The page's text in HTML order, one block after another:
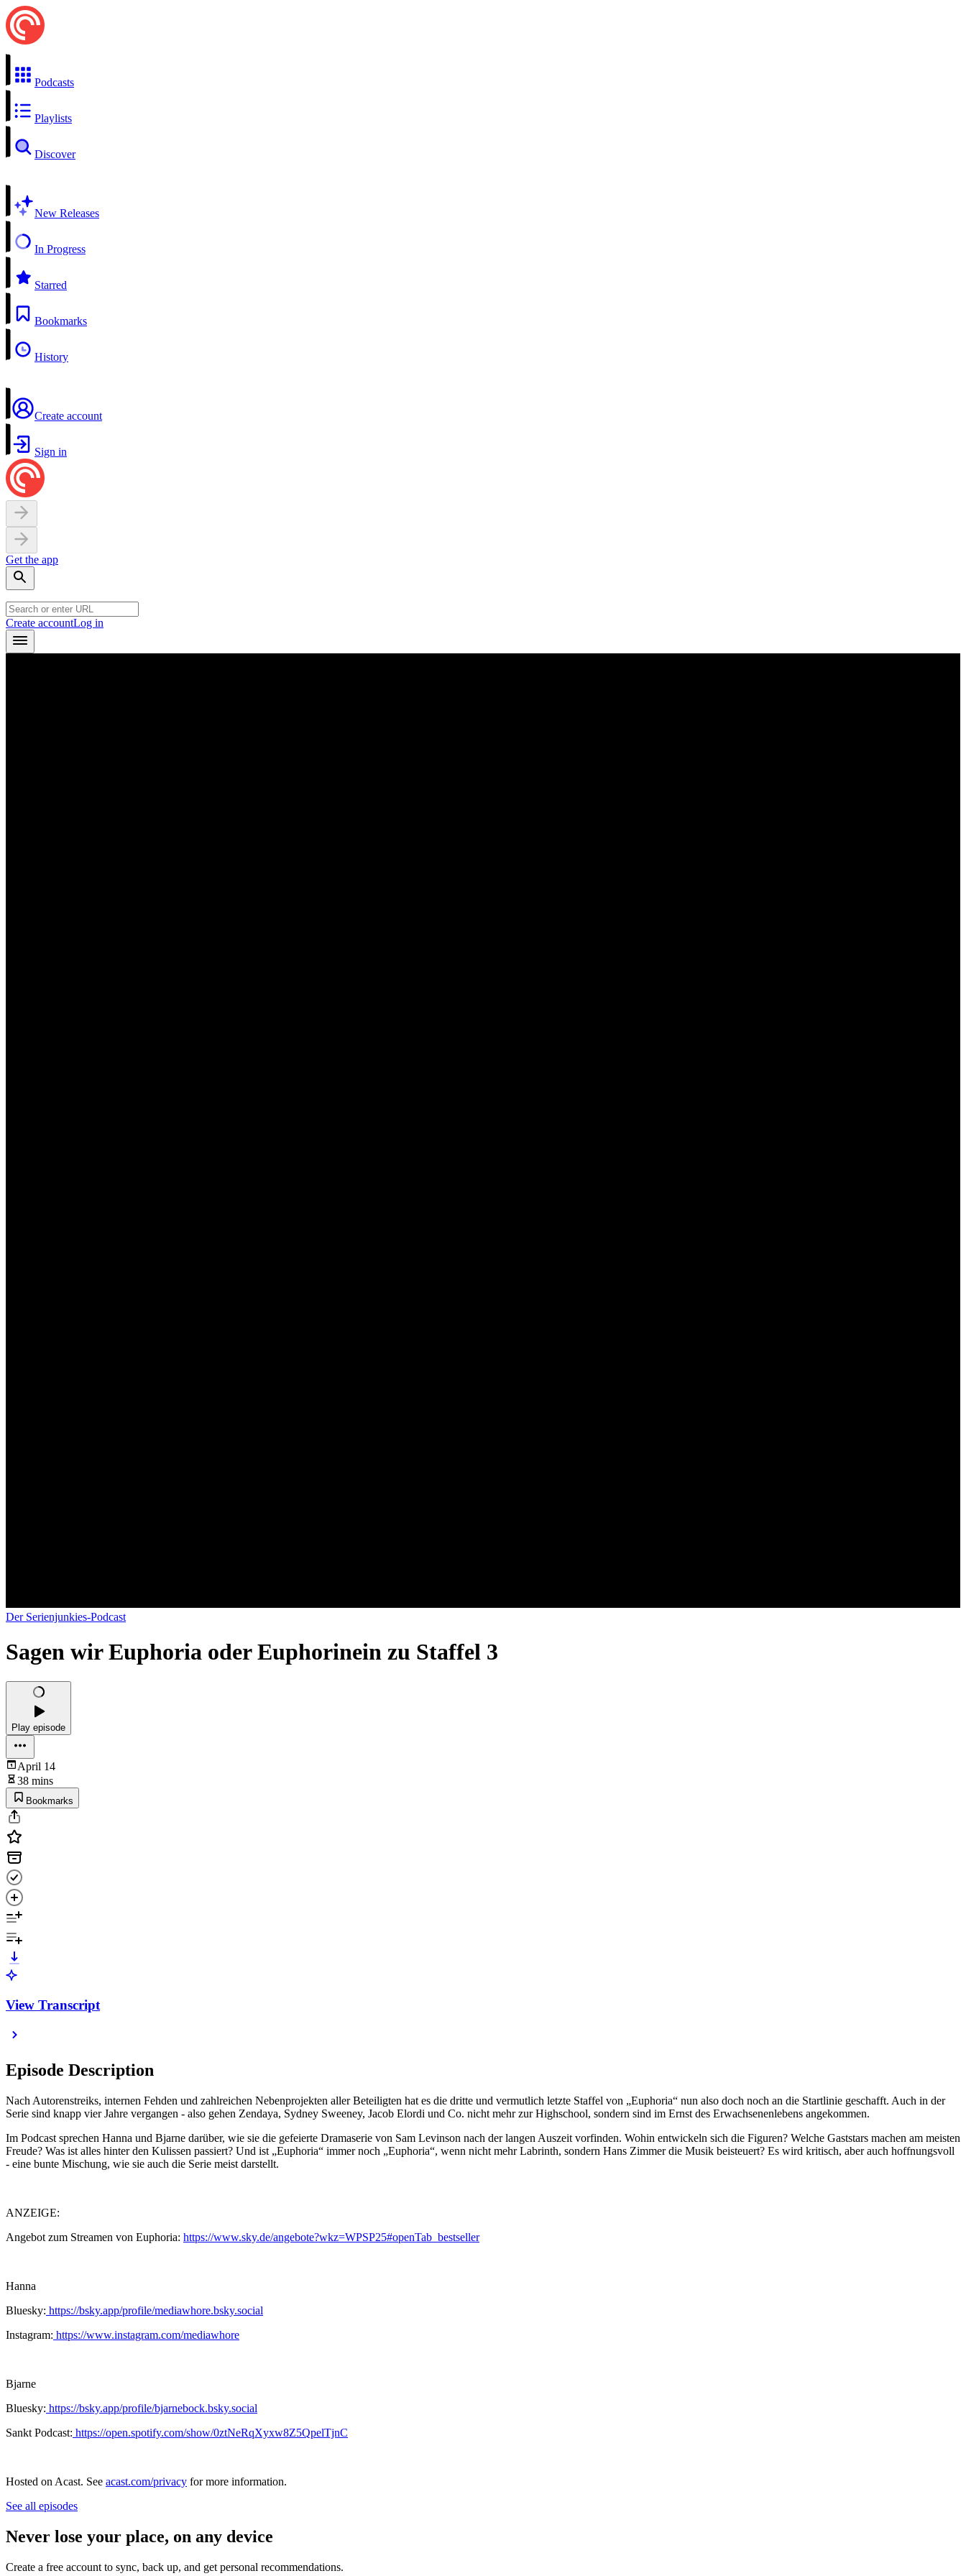
Podcasts
Playlists
Discover
New Releases
In Progress
Starred
Bookmarks
History
Create account
Sign in
Get the app
Create accountLog in
Der Serienjunkies-Podcast
Sagen wir Euphoria oder Euphorinein zu Staffel 3
Play episode
April 14
38 mins
Bookmarks
View Transcript
Episode Description
Nach Autorenstreiks, internen Fehden und zahlreichen Nebenprojekten aller Beteiligten hat es die dritte und vermutlich letzte Staffel von „Euphoria“ nun also doch noch an die Startlinie geschafft. Auch in der
Serie sind knapp vier Jahre vergangen - also gehen Zendaya, Sydney Sweeney, Jacob Elordi und Co. nicht mehr zur Highschool, sondern sind im Ernst des Erwachsenenlebens angekommen.
Im Podcast sprechen Hanna und Bjarne darüber, wie sie die gefeierte Dramaserie von Sam Levinson nach der langen Auszeit vorfinden. Wohin entwickeln sich die Figuren? Welche Gaststars machen am meisten
Freude? Was ist alles hinter den Kulissen passiert? Und ist „Euphoria“ immer noch „Euphoria“, wenn nicht mehr Labrinth, sondern Hans Zimmer die Musik beisteuert? Es wird kritisch, aber auch hoffnungsvoll
- eine bunte Mischung, wie sie auch die Serie meist darstellt.
ANZEIGE:
Angebot zum Streamen von Euphoria: https://www.sky.de/angebote?wkz=WPSP25#openTab_bestseller
Hanna
Bluesky: https://bsky.app/profile/mediawhore.bsky.social
Instagram: https://www.instagram.com/mediawhore
Bjarne
Bluesky: https://bsky.app/profile/bjarnebock.bsky.social
Sankt Podcast: https://open.spotify.com/show/0ztNeRqXyxw8Z5QpelTjnC
Hosted on Acast. See acast.com/privacy for more information.
See all episodes
Never lose your place, on any device
Create a free account to sync, back up, and get personal recommendations.